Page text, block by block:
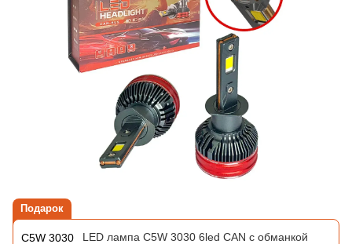
Подарок
LED лампа C5W 3030 6led CAN с обманкой